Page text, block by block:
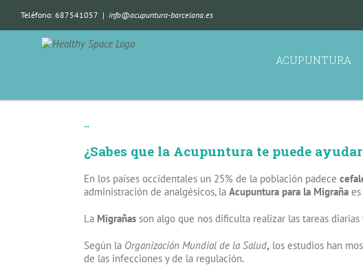
Teléfono: 687541057 | info@acupuntura-barcelona.es
ACUPUNTURA
..
¿Sabes que la Acupuntura te puede
En los países occidentales un 25% de la población padece
administración de analgésicos, la Acupuntura para la Migraña
La Migrañas son algo que nos dificulta realizar las tareas
Según la Organización Mundial de la Salud, los estudios han
de las infecciones y de la regulación.